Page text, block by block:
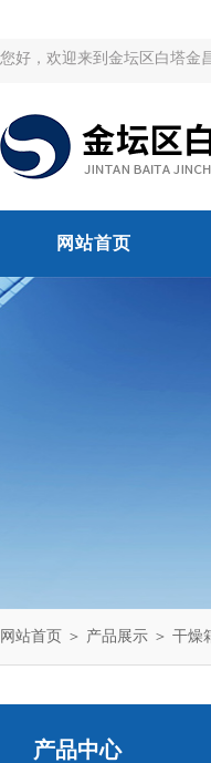
您好，欢迎来到金坛区白塔金
网站首页
网站首页 ＞ 产品展示 ＞ 干燥
产品中心